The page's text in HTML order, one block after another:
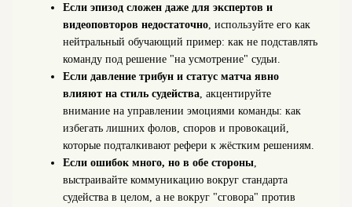
Если эпизод сложен даже для экспертов и
видеоповторов недостаточно, используйте его как
нейтральный обучающий пример: как не подставлять
команду под решение "на усмотрение" судьи.
Если давление трибун и статус матча явно
влияют на стиль судейства, акцентируйте
внимание на управлении эмоциями команды: как
избегать лишних фолов, споров и провокаций,
которые подталкивают рефери к жёстким решениям.
Если ошибок много, но в обе стороны,
выстраивайте коммуникацию вокруг стандарта
судейства в целом, а не вокруг "сговора" против